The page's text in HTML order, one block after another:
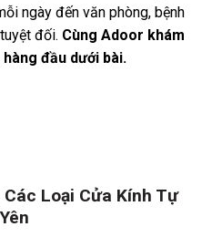
ngày đến văn phòng, bệnh
đối. Cùng Adoor khám
đầu dưới bài.
Loại Cửa Kính Tự